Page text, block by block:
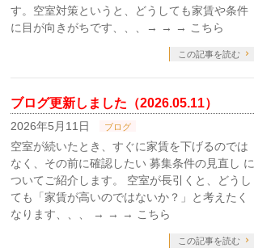
す。空室対策というと、どうしても家賃や条件
に目が向きがちです、、、→ → → こちら
この記事を読む
ブログ更新しました（2026.05.11）
2026年5月11日 ブログ
空室が続いたとき、すぐに家賃を下げるのでは
なく、その前に確認したい 募集条件の見直し に
ついてご紹介します。 空室が長引くと、どうし
ても「家賃が高いのではないか？」と考えたく
なります、、、 → → → こちら
この記事を読む